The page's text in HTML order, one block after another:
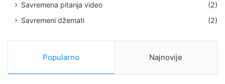
Savremena pitanja video
(2)
Savremeni džemati
(2)
Popularno Najnovije